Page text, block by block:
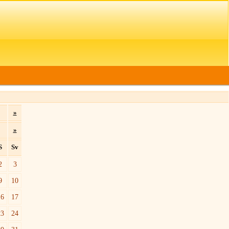
»
»
Sv
3
10
17
24